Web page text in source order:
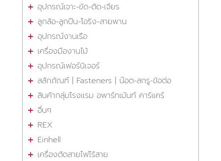
อุปกรณ์เจาะ-ขัด-ตัด-เจียร
ลูกล้อ-ลูกปืน-โอริง-สายพาน
อุปกรณ์งานเรือ
เครื่องมืองานไม้
อุปกรณ์เฟอร์นิเจอร์
สลักภัณฑ์ | Fasteners | น๊อต-สกรู-ข้อต่อ
สินค้ากลุ่มโรงแรม อพาร์ทเม้นท์ คาร์แคร์
อื่นๆ
REX
Einhell
เครื่องตัดสายไฟไร้สาย